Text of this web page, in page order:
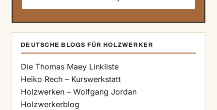
DEUTSCHE BLOGS FÜR HOLZWERKER
Die Thomas Maey Linkliste
Heiko Rech – Kurswerkstatt
Holzwerken – Wolfgang Jordan
Holzwerkerblog